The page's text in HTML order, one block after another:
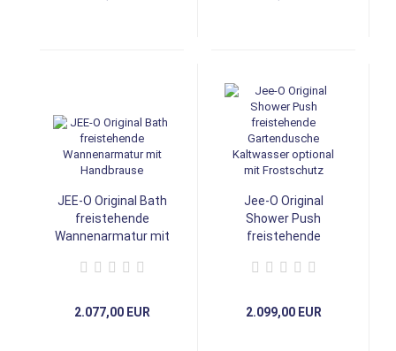
JEE-O Original Bath
freistehende
Wannenarmatur mit
2.077,00 EUR
Jee-O Original
Shower Push
freistehende
Kaltwasser optional
2.099,00 EUR